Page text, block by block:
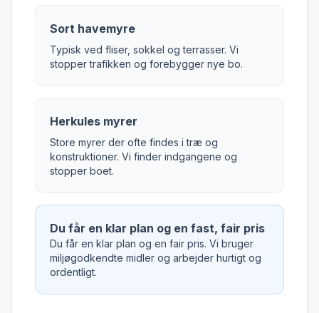
Sort havemyre
Typisk ved fliser, sokkel og terrasser. Vi
stopper trafikken og forebygger nye bo.
Herkules myrer
Store myrer der ofte findes i træ og
konstruktioner. Vi finder indgangene og
stopper boet.
Du får en klar plan og en fast, fair pris
Du får en klar plan og en fair pris. Vi bruger
miljøgodkendte midler og arbejder hurtigt og
ordentligt.